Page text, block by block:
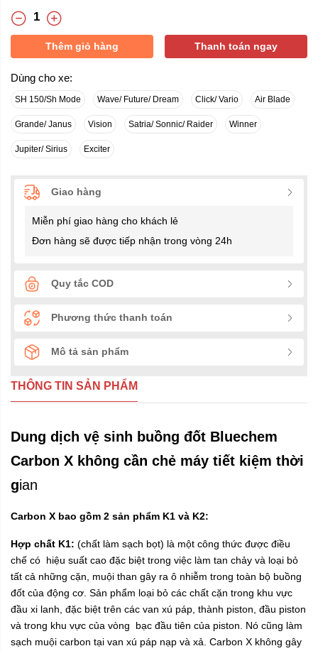
Thêm giỏ hàng Thanh toán ngay
Dùng cho xe:
SH 150/Sh Mode Wave/ Future/ Dream Click/ Vario Air Blade
Grande/ Janus Vision Satria/ Sonnic/ Raider Winner
Jupiter/ Sirius Exciter
Giao hàng
Miễn phí giao hàng cho khách lẻ
Đơn hàng sẽ được tiếp nhận trong vòng 24h
Quy tắc COD
Phương thức thanh toán
Mô tả sản phẩm
THÔNG TIN SẢN PHẨM
Dung dịch vệ sinh buồng đốt Bluechem
Carbon X không cần chẻ máy tiết kiệm thời
gian
Carbon X bao gồm 2 sản phẩm K1 và K2:
Hợp chất K1: (chất làm sạch bọt) là một công thức được điều
chế có hiệu suất cao đặc biệt trong việc làm tan chảy và loại bỏ
tất cả những cặn, muội than gây ra ô nhiễm trong toàn bộ buồng
đốt của động cơ. Sản phẩm loại bỏ các chất cặn trong khu vực
đầu xi lanh, đặc biệt trên các van xú páp, thành piston, đầu piston
và trong khu vực của vòng bạc đầu tiên của piston. Nó cũng làm
sạch muội carbon tại van xú páp nạp và xả. Carbon X không gây